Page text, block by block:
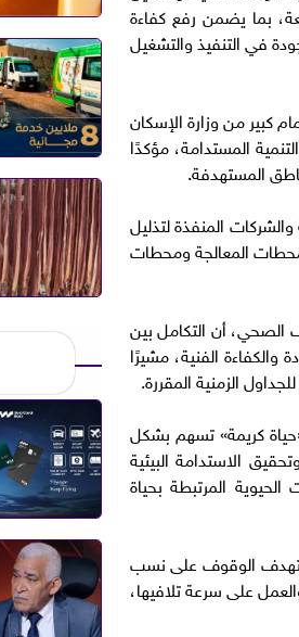
بما يضمن رفع كفاءة
في التنفيذ والتشغيل
كبير من وزارة الإسكان
المستدامة، مؤكدًا
المستهدفة.
المنفذة لتذليل
المعالجة ومحطات
الصحي، أن التكامل بين
الفنية، مشيرًا
الزمنية المقررة.
كريمة» تسهم بشكل
الاستدامة البيئية
المرتبطة بحياة
تستهدف الوقوف على نسب
على سرعة تلافيها،